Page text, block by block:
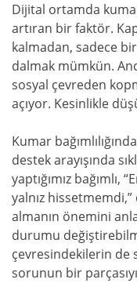
Dijital ortamda kumar
artıran bir faktör.
kalmadan, sadece
dalmak mümkün.
sosyal çevreden
açıyor. Kesinlikle
Kumar
destek arayışında
yaptığımız
yalnız
almanın önemini
durumu
çevresindekilerin de
sorunun bir